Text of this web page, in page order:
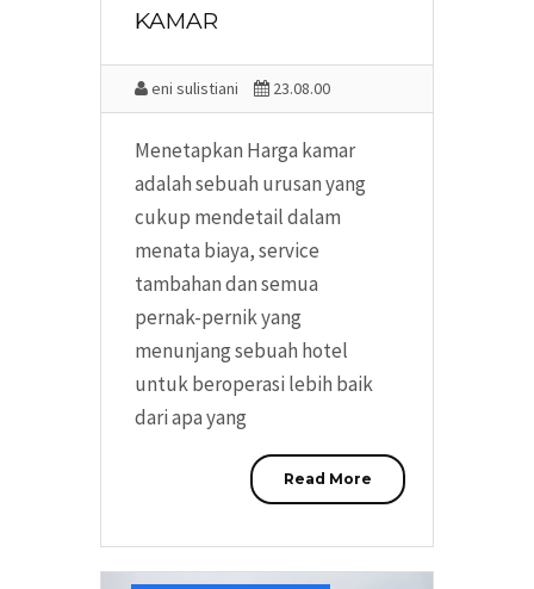
KAMAR
eni sulistiani 23.08.00
Menetapkan Harga kamar
adalah sebuah urusan yang
cukup mendetail dalam
menata biaya, service
tambahan dan semua
pernak-pernik yang
menunjang sebuah hotel
untuk beroperasi lebih baik
dari apa yang
Read More